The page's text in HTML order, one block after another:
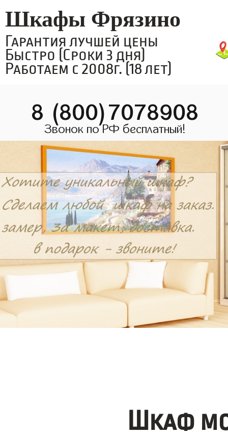
Шкафы Фрязино
Гарантия лучшей цены
Быстро (Сроки 3 дня)
Работаем с 2008г. (18 лет)
8 (800)7078908
Звонок по РФ бесплатный!
Шкаф